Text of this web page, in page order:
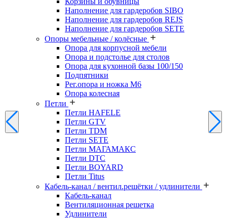
Наполнение для гардеробов SIBO
Наполнение для гардеробов REJS
Наполнение для гардеробов SETE
Опоры мебельные / колёсные
Опора для корпусной мебели
Опора и подстолье для столов
Опора для кухонной базы 100/150
Подпятники
Рег.опора и ножка М6
Опора колесная
Петли
Петли HAFELE
Петли GTV
Петли TDM
Петли SETE
Петли МАГАМАКС
Петли DTC
Петли BOYARD
Петли Titus
Кабель-канал / вентил.решётки / удлинители
Кабель-канал
Вентиляционная решетка
Удлинители